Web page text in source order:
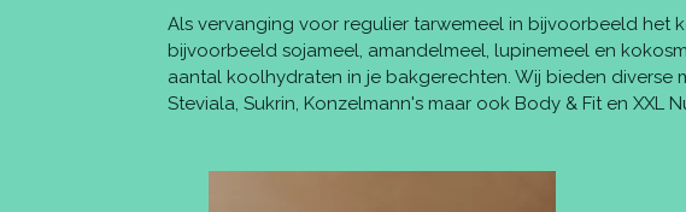
Als vervanging voor regulier tarwemeel in bijvoorbeeld het
bijvoorbeeld sojameel, amandelmeel, lupinemeel en
aantal koolhydraten in je bakgerechten. Wij bieden diverse
Steviala, Sukrin, Konzelmann's maar ook Body & Fit en XXL